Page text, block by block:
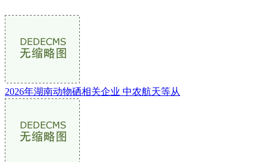
2026年湖南动物硒相关企业 中农航天等从